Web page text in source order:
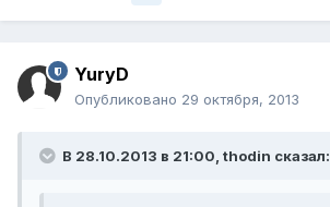
YuryD
Опубликовано 29 октября, 2013
В 28.10.2013 в 21:00, thodin сказал: